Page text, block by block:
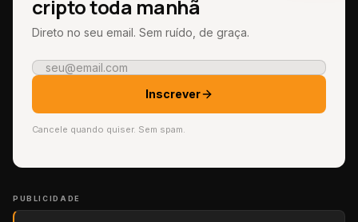
cripto toda manhã
Direto no seu email. Sem ruído, de graça.
Inscrever
Cancele quando quiser. Sem spam.
PUBLICIDADE